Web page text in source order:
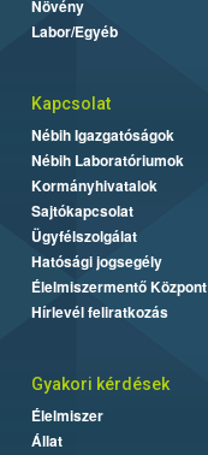
Növény
Labor/Egyéb
Kapcsolat
Nébih Igazgatóságok
Nébih Laboratóriumok
Kormányhivatalok
Sajtókapcsolat
Ügyfélszolgálat
Hatósági jogsegély
Élelmiszermentő Központ
Hírlevél feliratkozás
Gyakori kérdések
Élelmiszer
Állat